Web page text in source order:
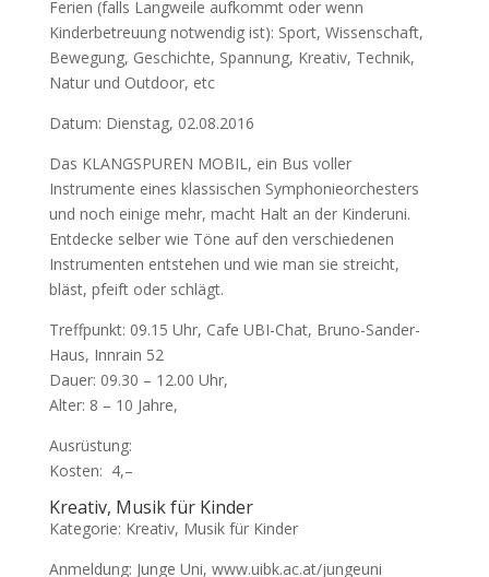
Ferien (falls Langweile aufkommt oder wenn
Kinderbetreuung notwendig ist): Sport, Wissenschaft,
Bewegung, Geschichte, Spannung, Kreativ, Technik,
Natur und Outdoor, etc
Datum: Dienstag, 02.08.2016
Das KLANGSPUREN MOBIL, ein Bus voller
Instrumente eines klassischen Symphonieorchesters
und noch einige mehr, macht Halt an der Kinderuni.
Entdecke selber wie Töne auf den verschiedenen
Instrumenten entstehen und wie man sie streicht,
bläst, pfeift oder schlägt.
Treffpunkt: 09.15 Uhr, Cafe UBI-Chat, Bruno-Sander-
Haus, Innrain 52
Dauer: 09.30 – 12.00 Uhr,
Alter: 8 – 10 Jahre,
Ausrüstung:
Kosten:  4,–
Kreativ, Musik für Kinder
Kategorie: Kreativ, Musik für Kinder
Anmeldung: Junge Uni, www.uibk.ac.at/jungeuni